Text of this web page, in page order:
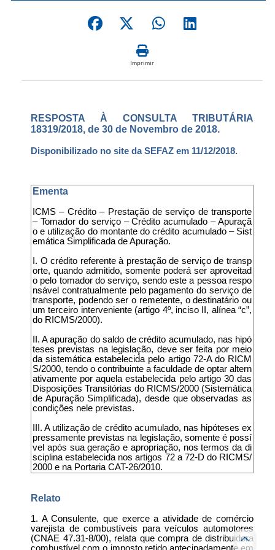
Imprimir
RESPOSTA À CONSULTA TRIBUTÁRIA
18319/2018, de 30 de Novembro de 2018.
Disponibilizado no site da SEFAZ em 11/12/2018.
Ementa
ICMS – Crédito – Prestação de serviço de transporte
– Tomador do serviço – Crédito acumulado – Apuraçã
o e utilização do montante do crédito acumulado – Sist
emática Simplificada de Apuração.
I. O crédito referente à prestação de serviço de transp
orte, quando admitido, somente poderá ser aproveitad
o pelo tomador do serviço, sendo este a pessoa respo
nsável contratualmente pelo pagamento do serviço de
transporte, podendo ser o remetente, o destinatário ou
um terceiro interveniente (artigo 4º, inciso II, alínea “c”,
do RICMS/2000).
II. A apuração do saldo de crédito acumulado, nas hipó
teses previstas na legislação, deve ser feita por meio
da sistemática estabelecida pelo artigo 72-A do RICM
S/2000, tendo o contribuinte a faculdade de optar altern
ativamente por aquela estabelecida pelo artigo 30 das
Disposições Transitórias do RICMS/2000 (Sistemática
de Apuração Simplificada), desde que observadas as
condições nele previstas.
III. A utilização de crédito acumulado, nas hipóteses ex
pressamente previstas na legislação, somente é possí
vel após sua geração e apropriação, nos termos da di
sciplina estabelecida nos artigos 72 a 72-D do RICMS/
2000 e na Portaria CAT-26/2010.
Relato
1. A Consulente, que exerce a atividade de comércio
varejista de combustíveis para veículos automotores
(CNAE 47.31-8/00), relata que compra de distribuidora